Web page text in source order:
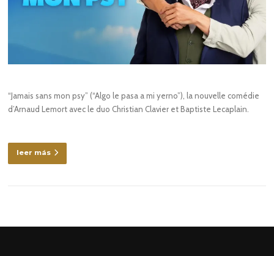
“Jamais sans mon psy” (“Algo le pasa a mi yerno”), la nouvelle comédie
d’Arnaud Lemort avec le duo Christian Clavier et Baptiste Lecaplain.
leer más